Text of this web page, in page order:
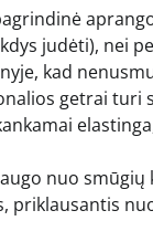
judėti), nei
kad
getrai turi
nuo
priklausantis